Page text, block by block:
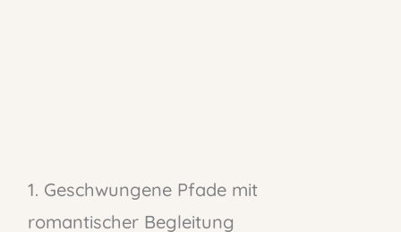
1. Geschwungene Pfade mit
romantischer Begleitung